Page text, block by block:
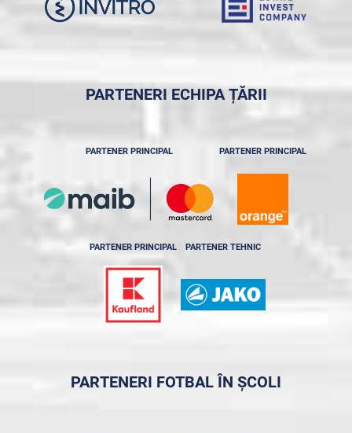
PARTENERI ECHIPA ȚĂRII
PARTENER PRINCIPAL PARTENER PRINCIPAL
PARTENER PRINCIPAL PARTENER TEHNIC
PARTENERI FOTBAL ÎN ȘCOLI